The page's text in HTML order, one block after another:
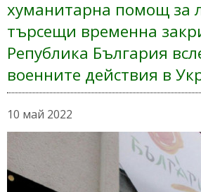
хуманитарна помощ за
търсещи временна
Република България
военните действия в
10 май 2022